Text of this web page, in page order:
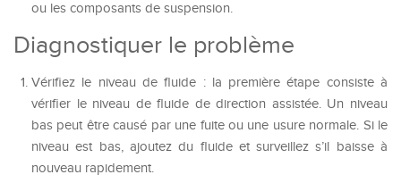
ou les composants de suspension.
Diagnostiquer le problème
Vérifiez le niveau de fluide : la première étape consiste à
vérifier le niveau de fluide de direction assistée. Un niveau
bas peut être causé par une fuite ou une usure normale. Si le
niveau est bas, ajoutez du fluide et surveillez s’il baisse à
nouveau rapidement.